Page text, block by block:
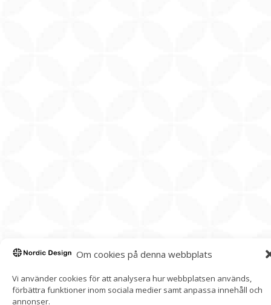
Om cookies på denna webbplats
Vi använder cookies för att analysera hur webbplatsen används,
förbättra funktioner inom sociala medier samt anpassa innehåll och
annonser.